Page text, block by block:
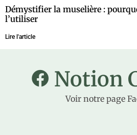
Démystifier la muselière :
l’utiliser
Lire l'article
Notion
Voir notre page